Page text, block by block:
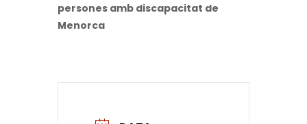
persones amb discapacitat de
Menorca